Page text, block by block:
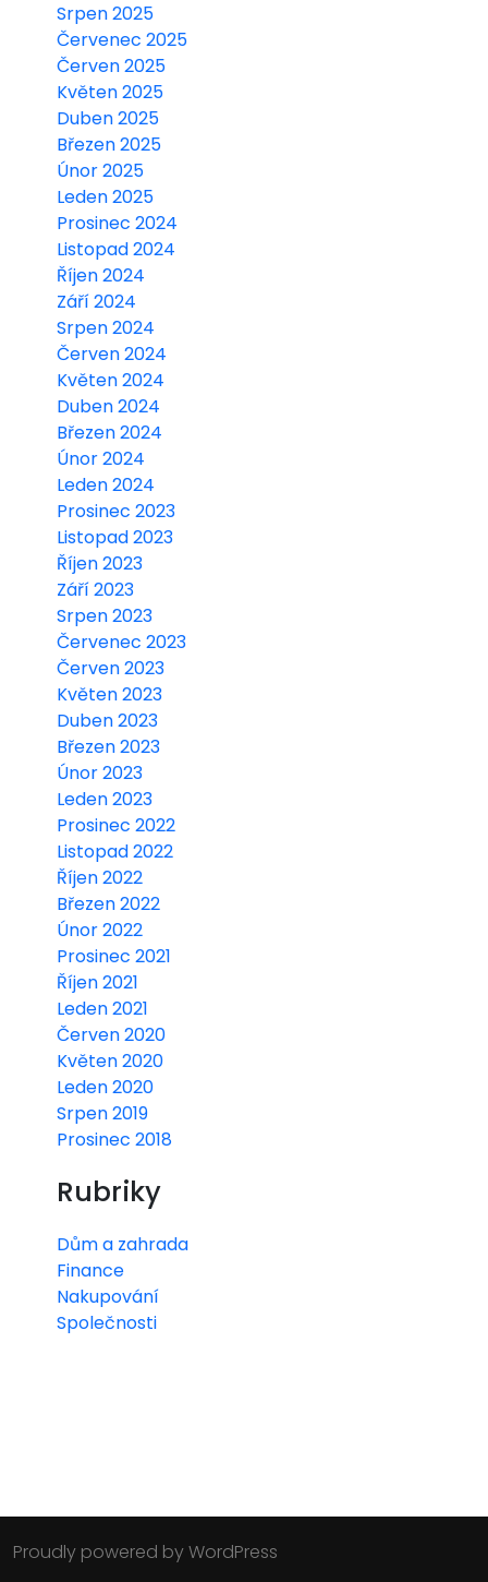
Srpen 2025
Červenec 2025
Červen 2025
Květen 2025
Duben 2025
Březen 2025
Únor 2025
Leden 2025
Prosinec 2024
Listopad 2024
Říjen 2024
Září 2024
Srpen 2024
Červen 2024
Květen 2024
Duben 2024
Březen 2024
Únor 2024
Leden 2024
Prosinec 2023
Listopad 2023
Říjen 2023
Září 2023
Srpen 2023
Červenec 2023
Červen 2023
Květen 2023
Duben 2023
Březen 2023
Únor 2023
Leden 2023
Prosinec 2022
Listopad 2022
Říjen 2022
Březen 2022
Únor 2022
Prosinec 2021
Říjen 2021
Leden 2021
Červen 2020
Květen 2020
Leden 2020
Srpen 2019
Prosinec 2018
Rubriky
Dům a zahrada
Finance
Nakupování
Společnosti
Proudly powered by WordPress